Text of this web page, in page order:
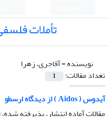
تأملات
نویسنده =آقاجری، زهرا
تعداد مقالات:
1
آیدوس ( Aidos ) از دیدگاه ارسطو
مقالات آماده انتشار، پذیرفته شده،